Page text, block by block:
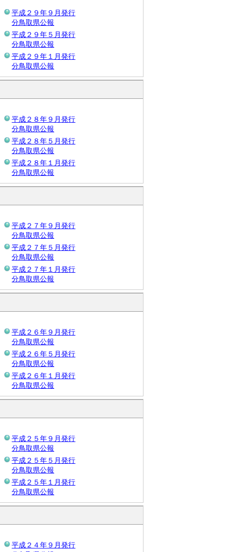
平成２９年９月発行
分鳥取県公報
平成２９年５月発行
分鳥取県公報
平成２９年１月発行
分鳥取県公報
平成２８年９月発行
分鳥取県公報
平成２８年５月発行
分鳥取県公報
平成２８年１月発行
分鳥取県公報
平成２７年９月発行
分鳥取県公報
平成２７年５月発行
分鳥取県公報
平成２７年１月発行
分鳥取県公報
平成２６年９月発行
分鳥取県公報
平成２６年５月発行
分鳥取県公報
平成２６年１月発行
分鳥取県公報
平成２５年９月発行
分鳥取県公報
平成２５年５月発行
分鳥取県公報
平成２５年１月発行
分鳥取県公報
平成２４年９月発行